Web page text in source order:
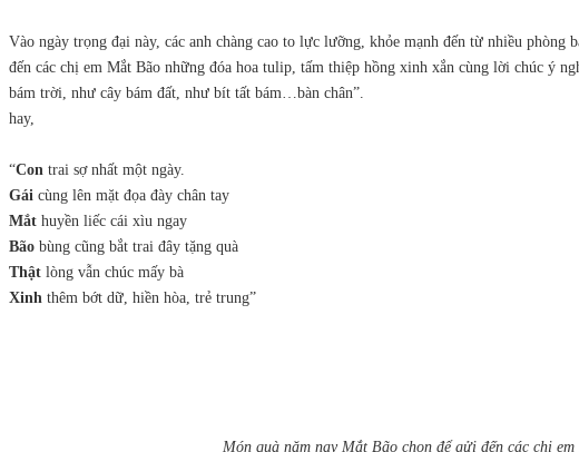
Vào ngày trọng đại này, các anh chàng cao to lực lưỡng, khỏe mạnh đến từ nhiều phòng
đến các chị em Mắt Bão những đóa hoa tulip, tấm thiệp hồng xinh xắn cùng lời chúc ý
bám trời, như cây bám đất, như bít tất bám…bàn chân”.
hay,
“Con trai sợ nhất một ngày.
Gái cùng lên mặt đọa đày chân tay
Mắt huyền liếc cái xìu ngay
Bão bùng cũng bắt trai đây tặng quà
Thật lòng vẫn chúc mấy bà
Xinh thêm bớt dữ, hiền hòa, trẻ trung”
Món quà năm nay Mắt Bão chọn để gửi đến các chị